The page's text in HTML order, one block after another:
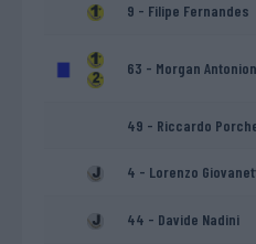
9 - Filipe Fernandes
63 - Morgan
49 - Riccardo
4 - Lorenzo
44 - Davide Nadini